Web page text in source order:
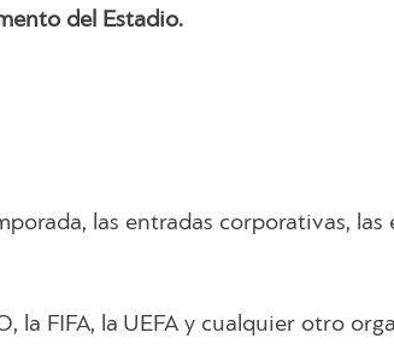
del Estadio.
las entradas corporativas,
​​la FIFA, la UEFA y cualquier otro